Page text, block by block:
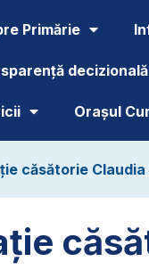
Primărie
decizională
Orașul
căsătorie Claudia